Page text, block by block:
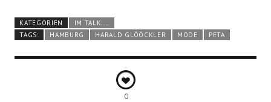
KATEGORIEN
IM TALK....
TAGS:
HAMBURG HARALD GLÖÖCKLER MODE PETA
0